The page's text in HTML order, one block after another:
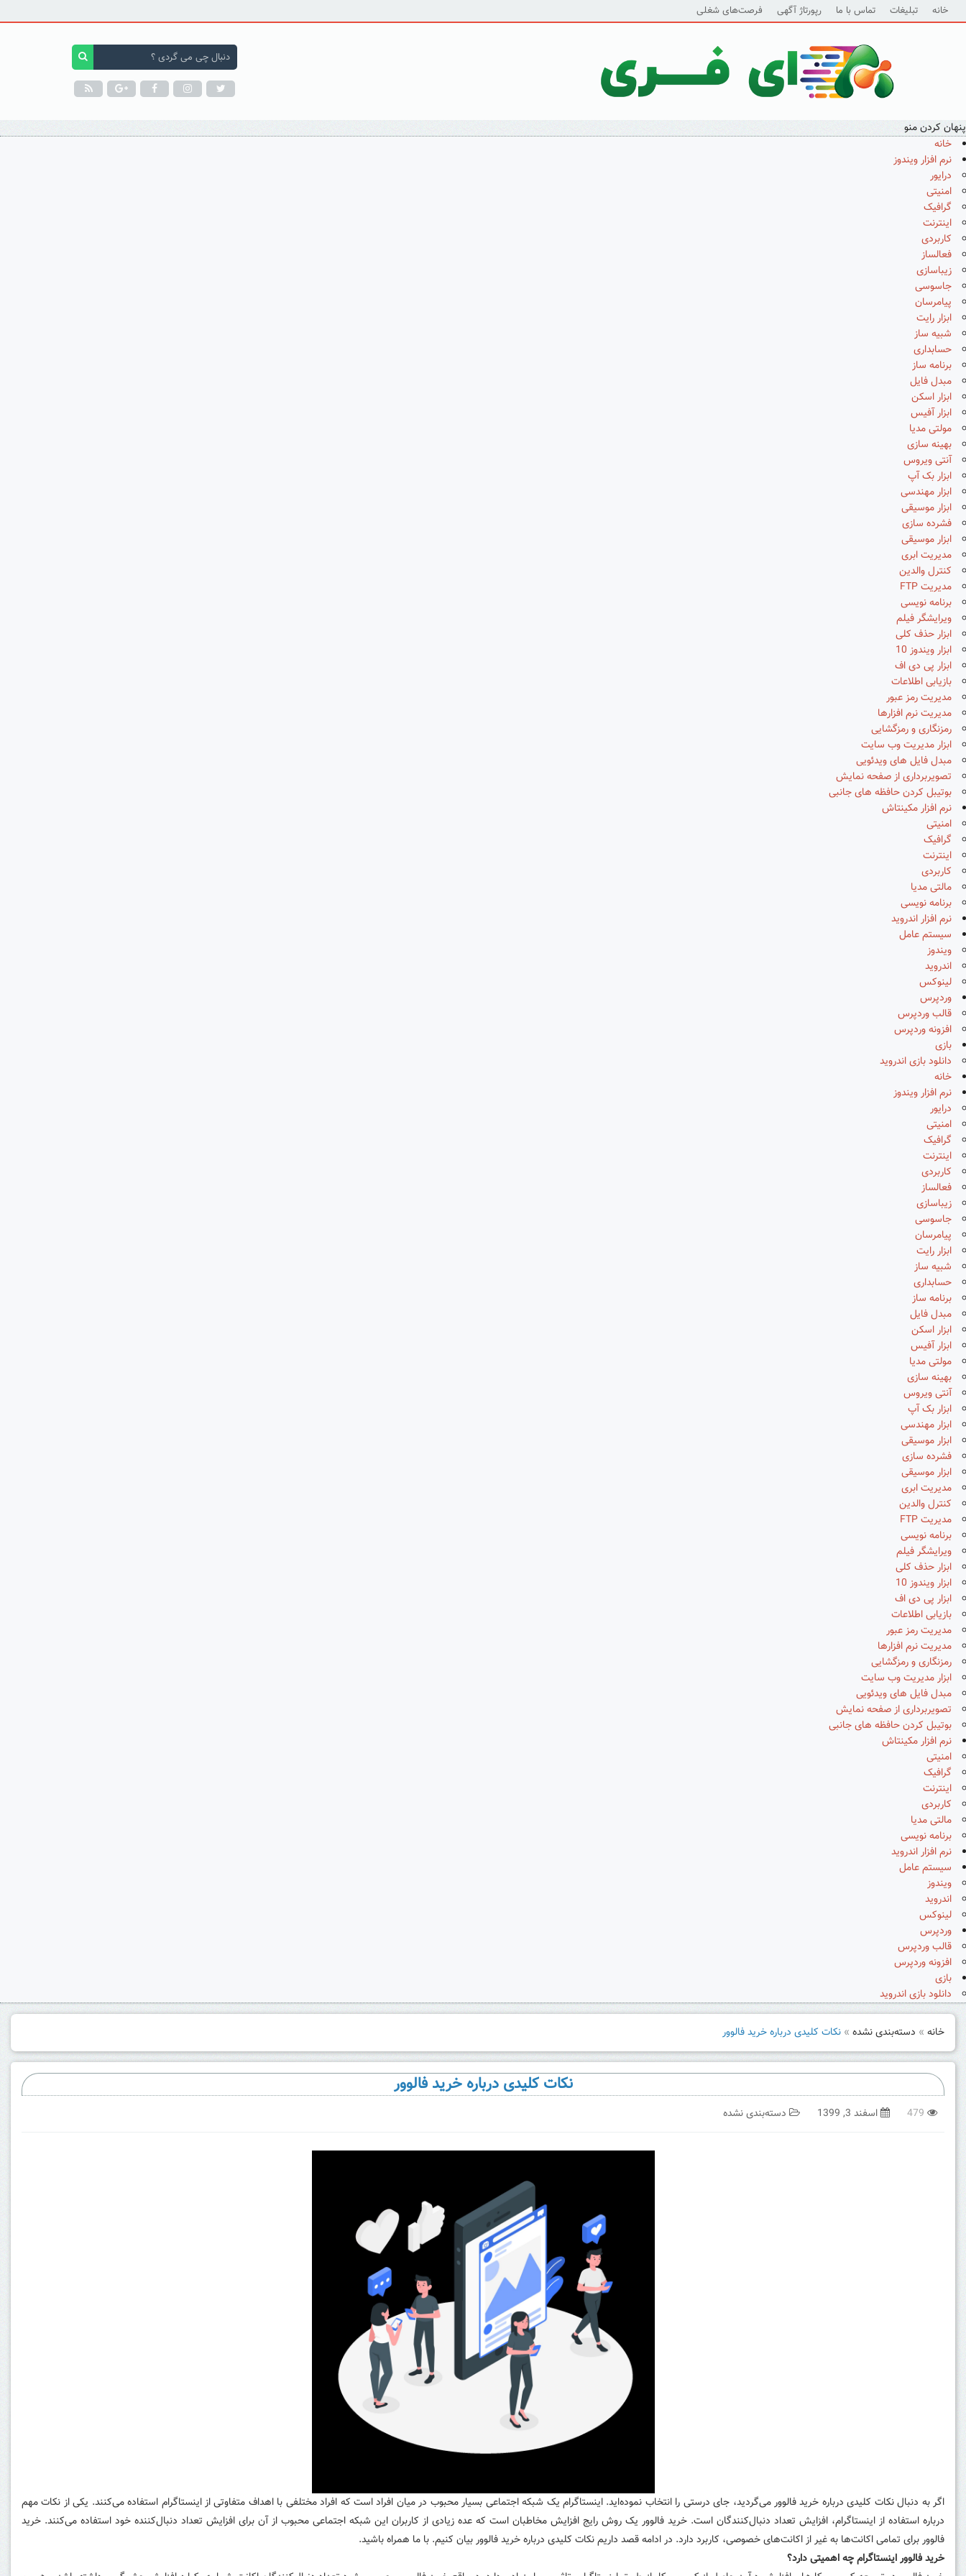
خانه تبلیغات تماس با ما رپورتاژ آگهی فرصت‌های شغلی
پنهان کردن منو
خانه
نرم افزار ویندوز
درایور
امنیتی
گرافیک
اینترنت
کاربردی
فعالساز
زیباسازی
جاسوسی
پیامرسان
ابزار رایت
شبیه ساز
حسابداری
برنامه ساز
مبدل فایل
ابزار اسکن
ابزار آفیس
مولتی مدیا
بهینه سازی
آنتی ویروس
ابزار بک آپ
ابزار مهندسی
ابزار موسیقی
فشرده سازی
ابزار موسیقی
مدیریت ابری
کنترل والدین
مدیریت FTP
برنامه نویسی
ویرایشگر فیلم
ابزار حذف کلی
ابزار ویندوز 10
ابزار پی دی اف
بازیابی اطلاعات
مدیریت رمز عبور
مدیریت نرم افزارها
رمزنگاری و رمزگشایی
ابزار مدیریت وب سایت
مبدل فایل های ویدئویی
تصویربرداری از صفحه نمایش
بوتیبل کردن حافظه های جانبی
نرم افزار مکینتاش
امنیتی
گرافیک
اینترنت
کاربردی
مالتی مدیا
برنامه نویسی
نرم افزار اندروید
سیستم عامل
ویندوز
اندروید
لینوکس
وردپرس
قالب وردپرس
افزونه وردپرس
بازی
دانلود بازی اندروید
خانه
نرم افزار ویندوز
درایور
امنیتی
گرافیک
اینترنت
کاربردی
فعالساز
زیباسازی
جاسوسی
پیامرسان
ابزار رایت
شبیه ساز
حسابداری
برنامه ساز
مبدل فایل
ابزار اسکن
ابزار آفیس
مولتی مدیا
بهینه سازی
آنتی ویروس
ابزار بک آپ
ابزار مهندسی
ابزار موسیقی
فشرده سازی
ابزار موسیقی
مدیریت ابری
کنترل والدین
مدیریت FTP
برنامه نویسی
ویرایشگر فیلم
ابزار حذف کلی
ابزار ویندوز 10
ابزار پی دی اف
بازیابی اطلاعات
مدیریت رمز عبور
مدیریت نرم افزارها
رمزنگاری و رمزگشایی
ابزار مدیریت وب سایت
مبدل فایل های ویدئویی
تصویربرداری از صفحه نمایش
بوتیبل کردن حافظه های جانبی
نرم افزار مکینتاش
امنیتی
گرافیک
اینترنت
کاربردی
مالتی مدیا
برنامه نویسی
نرم افزار اندروید
سیستم عامل
ویندوز
اندروید
لینوکس
وردپرس
قالب وردپرس
افزونه وردپرس
بازی
دانلود بازی اندروید
خانه » دسته‌بندی نشده » نکات کلیدی درباره خرید فالوور
نکات کلیدی درباره خرید فالوور
479 اسفند 3, 1399 دسته‌بندی نشده
اگر به دنبال نکات کلیدی درباره خرید فالوور می‌گردید، جای درستی را انتخاب نموده‌اید. اینستاگرام یک شبکه اجتماعی بسیار محبوب در میان افراد است که افراد مختلفی با اهداف متفاوتی از اینستاگرام استفاده می‌کنند. یکی از نکات مهم
درباره استفاده از اینستاگرام، افزایش تعداد دنبال‌کنندگان است. خرید فالوور یک روش رایج افزایش مخاطبان است که عده زیادی از کاربران این شبکه اجتماعی محبوب از آن برای افزایش تعداد دنبال‌کننده خود استفاده می‌کنند. خرید
فالوور برای تمامی اکانت‌ها به غیر از اکانت‌های خصوصی، کاربرد دارد. در ادامه قصد داریم نکات کلیدی درباره خرید فالوور بیان کنیم. با ما همراه باشید.
خرید فالوور اینستاگرام چه اهمیتی دارد؟